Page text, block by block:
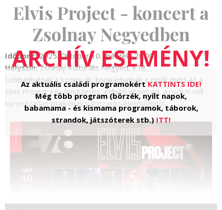
Elvis Project - koncert a
Zsolnay Negyedben
Időpont:2025. Október 10. (péntek) 20:00
Helyszín:Zsolnay Kulturális Negyed, E78
Lobbanhatnak a szoknyák, koppanhatnak a cipők mert az a
Elvis Project egy lendületes, átfogó képet ad, a rock n' roll
koronázatlan királyának változatos életműjéből.
Az aktuális családi programokértKATTINTS IDE!
Még több program (börzék, nyílt napok,
babamama - és kismama programok, táborok,
strandok, játszóterek stb.)ITT!